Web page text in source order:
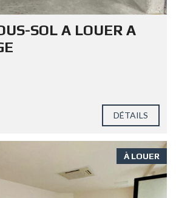
SOL A LOUER A
DÉTAILS
À LOUER